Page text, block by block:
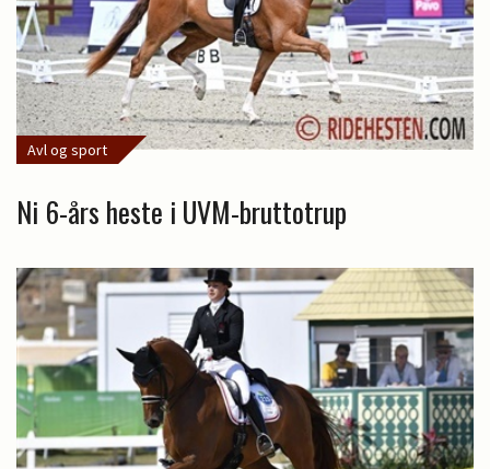
Avl og sport
Ni 6-års heste i UVM-bruttotrup